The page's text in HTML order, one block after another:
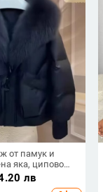
от памук и
яка, ципово
ръкави,
средна
лв